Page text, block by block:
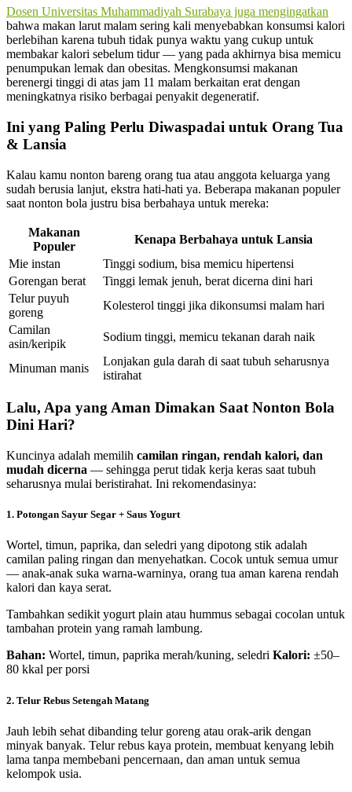
Dosen Universitas Muhammadiyah Surabaya juga mengingatkan
bahwa makan larut malam sering kali menyebabkan konsumsi kalori
berlebihan karena tubuh tidak punya waktu yang cukup untuk
membakar kalori sebelum tidur — yang pada akhirnya bisa memicu
penumpukan lemak dan obesitas. Mengkonsumsi makanan
berenergi tinggi di atas jam 11 malam berkaitan erat dengan
meningkatnya risiko berbagai penyakit degeneratif.
Ini yang Paling Perlu Diwaspadai untuk Orang Tua
& Lansia
Kalau kamu nonton bareng orang tua atau anggota keluarga yang
sudah berusia lanjut, ekstra hati-hati ya. Beberapa makanan populer
saat nonton bola justru bisa berbahaya untuk mereka:
Makanan
Populer
Kenapa Berbahaya untuk Lansia
Mie instan
Tinggi sodium, bisa memicu hipertensi
Gorengan berat
Tinggi lemak jenuh, berat dicerna dini hari
Telur puyuh
goreng
Kolesterol tinggi jika dikonsumsi malam hari
Camilan
asin/keripik
Sodium tinggi, memicu tekanan darah naik
Minuman manis
Lonjakan gula darah di saat tubuh seharusnya
istirahat
Lalu, Apa yang Aman Dimakan Saat Nonton Bola
Dini Hari?
Kuncinya adalah memilih camilan ringan, rendah kalori, dan
mudah dicerna — sehingga perut tidak kerja keras saat tubuh
seharusnya mulai beristirahat. Ini rekomendasinya:
1. Potongan Sayur Segar + Saus Yogurt
Wortel, timun, paprika, dan seledri yang dipotong stik adalah
camilan paling ringan dan menyehatkan. Cocok untuk semua umur
— anak-anak suka warna-warninya, orang tua aman karena rendah
kalori dan kaya serat.
Tambahkan sedikit yogurt plain atau hummus sebagai cocolan untuk
tambahan protein yang ramah lambung.
Bahan: Wortel, timun, paprika merah/kuning, seledri Kalori: ±50–
80 kkal per porsi
2. Telur Rebus Setengah Matang
Jauh lebih sehat dibanding telur goreng atau orak-arik dengan
minyak banyak. Telur rebus kaya protein, membuat kenyang lebih
lama tanpa membebani pencernaan, dan aman untuk semua
kelompok usia.